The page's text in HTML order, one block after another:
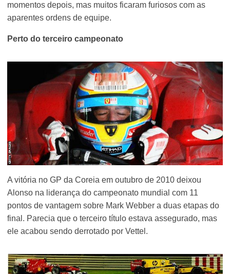
momentos depois, mas muitos ficaram furiosos com as
aparentes ordens de equipe.
Perto do terceiro campeonato
A vitória no GP da Coreia em outubro de 2010 deixou
Alonso na liderança do campeonato mundial com 11
pontos de vantagem sobre Mark Webber a duas etapas do
final. Parecia que o terceiro título estava assegurado, mas
ele acabou sendo derrotado por Vettel.